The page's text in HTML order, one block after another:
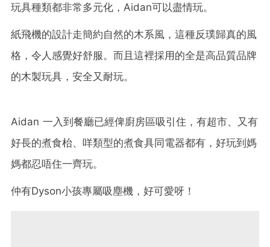
玩具種類都非常多元化，Aidan可以盡情玩。
紙飛機的設計走簡約自然的木系風，這種反璞歸真的風
格，令人感覺好舒服。而且這裡採用的全是高品質品牌
的木製玩具，安全又耐玩。
Aidan 一入到餐廳已經俾廚房區吸引住，有超市、又有
好長的煮食枱、咩類型的煮食具同電器都有，好玩到媽
媽都忍唔住一齊玩。
仲有Dyson小孩專屬吸塵機，好可愛呀！